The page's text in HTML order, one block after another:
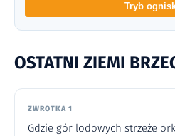
OSTATNI ZIEMI
ZWROTKA 1
Gdzie gór lodowych strzeże
Tryb